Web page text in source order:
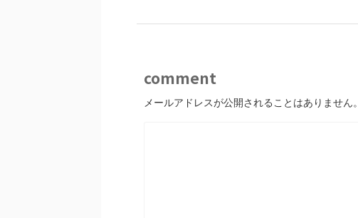
comment
メールアドレスが公開されることはありません。